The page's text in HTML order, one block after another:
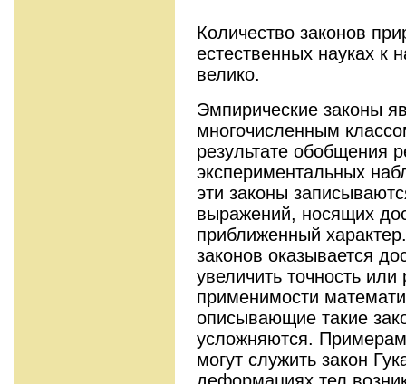
Количество законов
естественных науках к
велико.
Эмпирические законы
многочисленным
результате обобщения
экспериментальных
эти законы
выражений, носящих
приближенный
законов оказывается
увеличить точность
применимости
описывающие такие
усложняются.
могут служить закон